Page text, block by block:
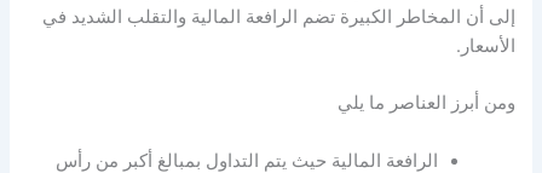
إلى أن المخاطر الكبيرة تضم الرافعة المالية والتقلب الشديد في
الأسعار.
ومن أبرز العناصر ما يلي
الرافعة المالية حيث يتم التداول بمبالغ أكبر من رأس